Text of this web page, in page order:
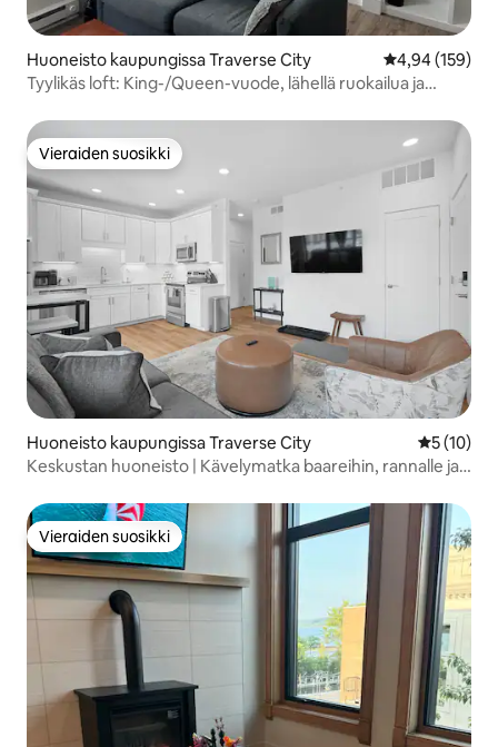
Huoneisto kaupungissa Traverse City
4,94 (159)
Tyylikäs loft: King-/Queen-vuode, lähellä ruokailua ja
Vieraiden suosikki
Vieraiden suosikki
Huoneisto kaupungissa Traverse City
5 (10)
Keskustan huoneisto | Kävelymatka baareihin, rannalle ja
Vieraiden suosikki
Vieraiden suosikki